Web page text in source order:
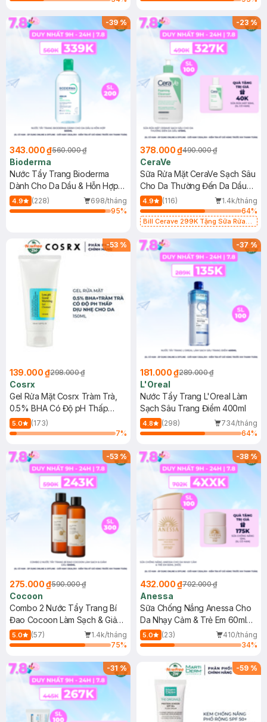
-39%
343.000 ₫560.000 ₫
Bioderma
Nước Tẩy Trang Bioderma
Dành Cho Da Dầu & Hỗn Hợp
500ml
4.9 (228)
698/tháng
95%
-23%
378.000 ₫490.000 ₫
CeraVe
Sữa Rửa Mặt CeraVe Sạch Sâu
Cho Da Thường Đến Da Dầu
473ml
4.9 (116)
1.4k/tháng
64%
Bill Cerave 299K Tặng Sữa Rửa
-53 %
139.000 ₫298.000 ₫
Cosrx
Gel Rửa Mặt Cosrx Tràm Trà,
0.5% BHA Có Độ pH Thấp
150ml
5.0
(173)
7%
-37%
181.000 ₫289.000 ₫
L'Oreal
Nước Tẩy Trang L'Oreal Làm
Sạch Sâu Trang Điểm 400ml
4.8 (298)
734/tháng
64%
-53%
275.000 ₫590.000 ₫
Cocoon
Combo 2 Nước Tẩy Trang Bí
Đao Cocoon Làm Sạch & Giảm
Dầu 500ml
5.0 (57)
1.4k/tháng
75%
-38%
432.000 ₫702.000 ₫
Anessa
Sữa Chống Nắng Anessa Cho
Da Nhạy Cảm & Trẻ Em 60ml
(Mới)
5.0 (23)
410/tháng
34%
-31% -59 %